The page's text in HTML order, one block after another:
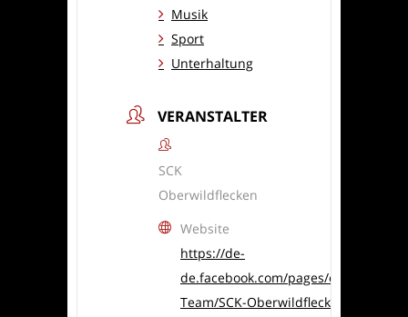
Musik
Sport
Unterhaltung
VERANSTALTER
SCK
Oberwildflecken
Website
https://de-
de.facebook.com/pages/category/
Team/SCK-Oberwildflecken-